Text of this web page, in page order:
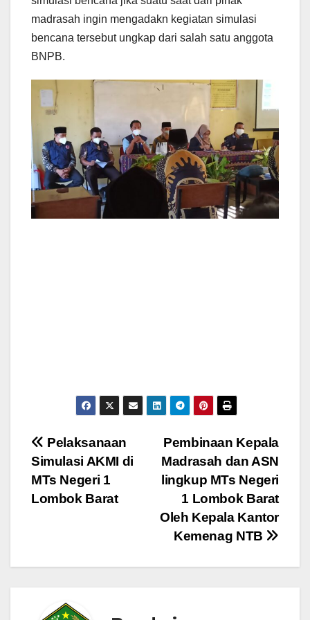
madrasah ingin mengadakn kegiatan simulasi
bencana tersebut ungkap dari salah satu anggota
BNPB.
Navigasi
pos
Pembinaan Kepala
Madrasah dan ASN
lingkup MTs Negeri
1 Lombok Barat
Oleh Kepala Kantor
Kemenag NTB
Pelaksanaan
Simulasi AKMI di
MTs Negeri 1
Lombok Barat